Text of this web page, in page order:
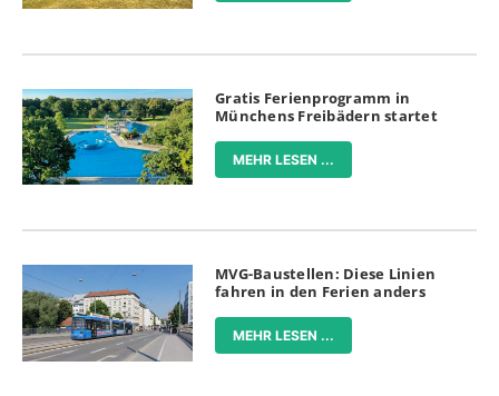
Gratis Ferienprogramm in
Münchens Freibädern startet
MEHR LESEN ...
MVG-Baustellen: Diese Linien
fahren in den Ferien anders
MEHR LESEN ...